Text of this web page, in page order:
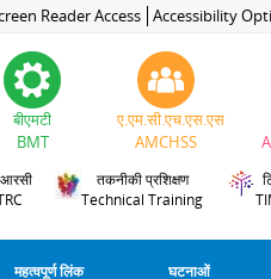
Reader Access Accessibility
बीएमटी
BMT
ए.एम.सी.एच.एस.एस
AMCHSS
तकनीकी प्रशिक्षण
Technical Training
महत्वपूर्ण लिंक
घटनाओं